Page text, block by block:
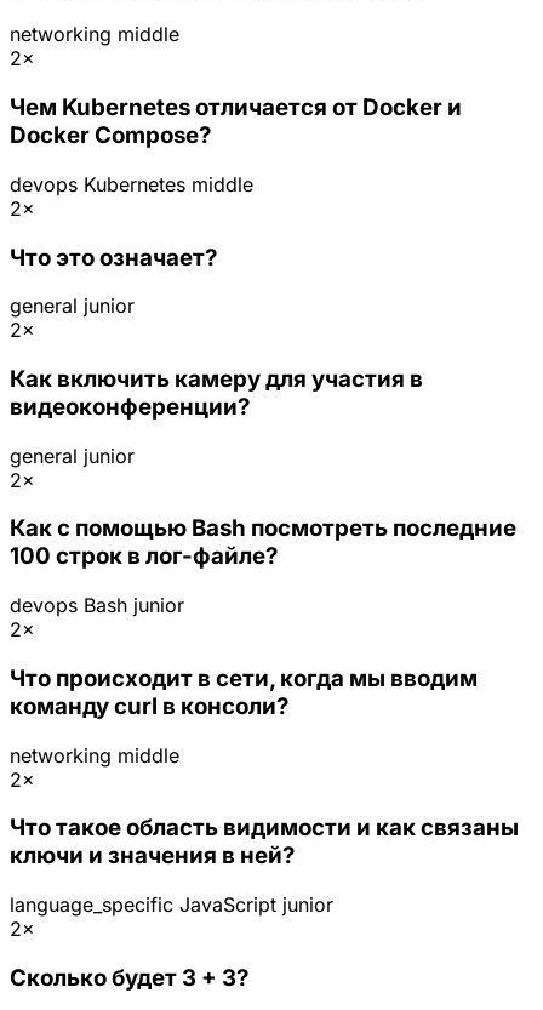
networking middle
2×
Чем Kubernetes отличается от Docker и
Docker Compose?
devops Kubernetes middle
2×
Что это означает?
general junior
2×
Как включить камеру для участия в
видеоконференции?
general junior
2×
Как с помощью Bash посмотреть последние
100 строк в лог-файле?
devops Bash junior
2×
Что происходит в сети, когда мы вводим
команду curl в консоли?
networking middle
2×
Что такое область видимости и как связаны
ключи и значения в ней?
language_specific JavaScript junior
2×
Сколько будет 3 + 3?